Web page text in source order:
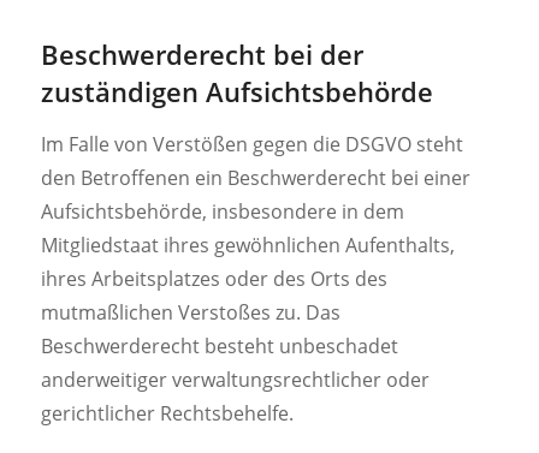
Beschwerde­recht bei der
zuständigen Aufsichts­behörde
Im Falle von Verstößen gegen die DSGVO steht
den Betroffenen ein Beschwerderecht bei einer
Aufsichtsbehörde, insbesondere in dem
Mitgliedstaat ihres gewöhnlichen Aufenthalts,
ihres Arbeitsplatzes oder des Orts des
mutmaßlichen Verstoßes zu. Das
Beschwerderecht besteht unbeschadet
anderweitiger verwaltungsrechtlicher oder
gerichtlicher Rechtsbehelfe.